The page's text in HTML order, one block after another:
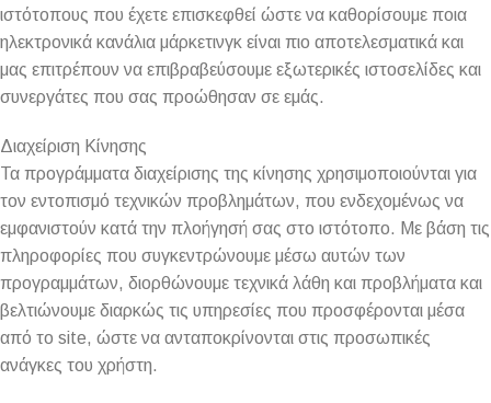
ιστότοπους που έχετε επισκεφθεί ώστε να καθορίσουμε ποια
ηλεκτρονικά κανάλια μάρκετινγκ είναι πιο αποτελεσματικά και
μας επιτρέπουν να επιβραβεύσουμε εξωτερικές ιστοσελίδες και
συνεργάτες που σας προώθησαν σε εμάς.
Διαχείριση Κίνησης
Τα προγράμματα διαχείρισης της κίνησης χρησιμοποιούνται για
τον εντοπισμό τεχνικών προβλημάτων, που ενδεχομένως να
εμφανιστούν κατά την πλοήγησή σας στο ιστότοπο. Με βάση τις
πληροφορίες που συγκεντρώνουμε μέσω αυτών των
προγραμμάτων, διορθώνουμε τεχνικά λάθη και προβλήματα και
βελτιώνουμε διαρκώς τις υπηρεσίες που προσφέρονται μέσα
από το site, ώστε να ανταποκρίνονται στις προσωπικές
ανάγκες του χρήστη.